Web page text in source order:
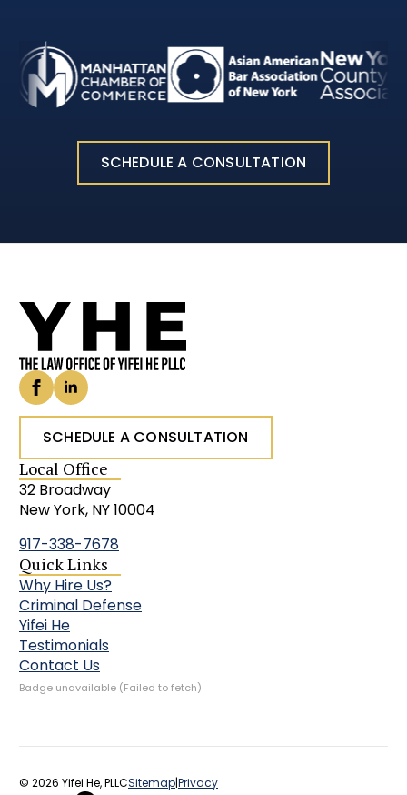
SCHEDULE A CONSULTATION
SCHEDULE A CONSULTATION
Local Office
32 Broadway
New York, NY 10004
917-338-7678
Quick Links
Why Hire Us?
Criminal Defense
Yifei He
Testimonials
Contact Us
Badge unavailable (Failed to fetch)
© 2026 Yifei He, PLLCSitemap|Privacy